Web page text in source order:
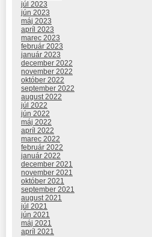
júl 2023
jún 2023
máj 2023
apríl 2023
marec 2023
február 2023
január 2023
december 2022
november 2022
október 2022
september 2022
august 2022
júl 2022
jún 2022
máj 2022
apríl 2022
marec 2022
február 2022
január 2022
december 2021
november 2021
október 2021
september 2021
august 2021
júl 2021
jún 2021
máj 2021
apríl 2021